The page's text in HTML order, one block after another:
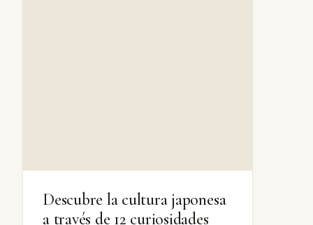
Descubre la cultura japonesa
a través de 12 curiosidades